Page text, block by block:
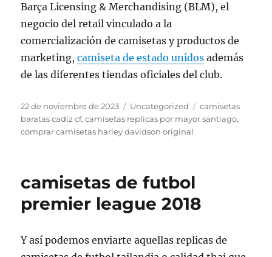
Barça Licensing & Merchandising (BLM), el
negocio del retail vinculado a la
comercialización de camisetas y productos de
marketing,camiseta de estado unidos además
de las diferentes tiendas oficiales del club.
Publicado
el
22 de noviembre de 2023 Categorías
Uncategorized Etiquetas
camisetas
baratas cadiz cf,camisetas replicas por mayor santiago,
comprar camisetas harley davidson original
camisetas de futbol
premier league 2018
Y así podemos enviarte aquellas replicas de